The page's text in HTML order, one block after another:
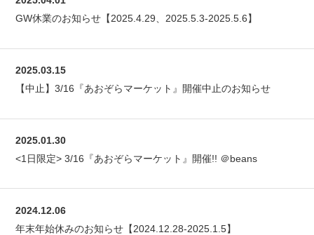
GW休業のお知らせ【2025.4.29、2025.5.3-2025.5.6】
2025.03.15
【中止】3/16『あおぞらマーケット』開催中止のお知らせ
2025.01.30
<1日限定> 3/16『あおぞらマーケット』開催!! ＠beans
2024.12.06
年末年始休みのお知らせ【2024.12.28-2025.1.5】